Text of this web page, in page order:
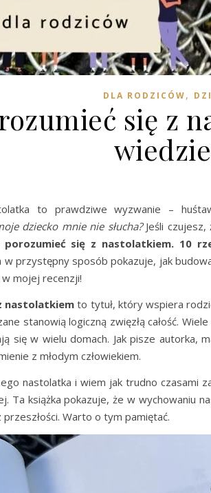
DLA RODZICÓW,
się z
to prawdziwe wyzwanie –
dziecko mnie nie słucha?Jeśli czujesz,
porozumieć się z nastolatkiem. 10
przystępny sposób pokazuje, jak
mojej recenzji!
nastolatkiemto tytuł, który wspiera
stanowią logiczną zwięzłą całość.
się w wielu domach. Jak pisze
z młodym człowiekiem.
nastolatka i wiem jak trudno
Ta książka pokazuje, że w wychowaniu
Warto o tym pamiętać.